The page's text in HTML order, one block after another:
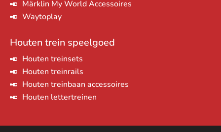
Märklin My World Accessoires
Waytoplay
Houten trein speelgoed
Houten treinsets
Houten treinrails
Houten treinbaan accessoires
Houten lettertreinen